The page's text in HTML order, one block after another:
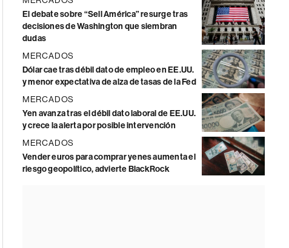
El debate sobre “Sell América” resurge tras
decisiones de Washington que siembran
dudas
MERCADOS
Dólar cae tras débil dato de empleo en EE.UU.
y menor expectativa de alza de tasas de la Fed
MERCADOS
Yen avanza tras el débil dato laboral de EE.UU.
y crece la alerta por posible intervención
MERCADOS
Vender euros para comprar yenes aumenta el
riesgo geopolítico, advierte BlackRock